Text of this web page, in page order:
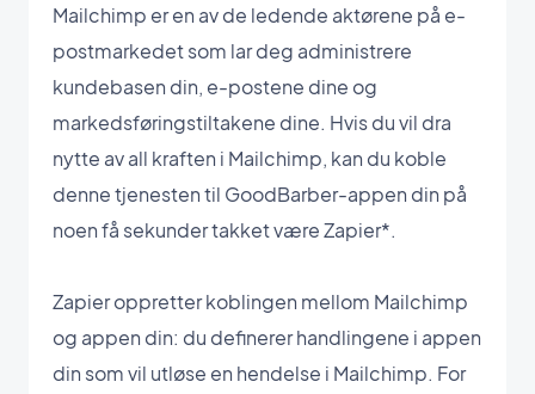
Mailchimp er en av de ledende aktørene på e-
postmarkedet som lar deg administrere
kundebasen din, e-postene dine og
markedsføringstiltakene dine. Hvis du vil dra
nytte av all kraften i Mailchimp, kan du koble
denne tjenesten til GoodBarber-appen din på
noen få sekunder takket være Zapier*.
Zapier oppretter koblingen mellom Mailchimp
og appen din: du definerer handlingene i appen
din som vil utløse en hendelse i Mailchimp. For